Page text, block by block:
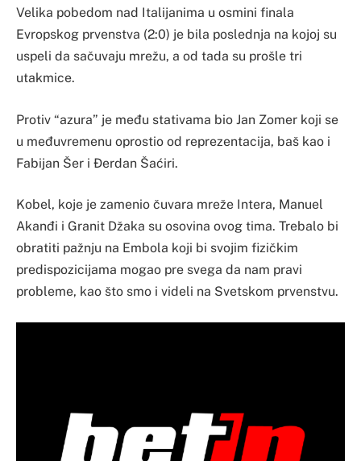
Velika pobedom nad Italijanima u osmini finala
Evropskog prvenstva (2:0) je bila poslednja na kojoj su
uspeli da sačuvaju mrežu, a od tada su prošle tri
utakmice.
Protiv “azura” je među stativama bio Jan Zomer koji se
u međuvremenu oprostio od reprezentacija, baš kao i
Fabijan Šer i Đerdan Šaćiri.
Kobel, koje je zamenio čuvara mreže Intera, Manuel
Akanđi i Granit Džaka su osovina ovog tima. Trebalo bi
obratiti pažnju na Embola koji bi svojim fizičkim
predispozicijama mogao pre svega da nam pravi
probleme, kao što smo i videli na Svetskom prvenstvu.